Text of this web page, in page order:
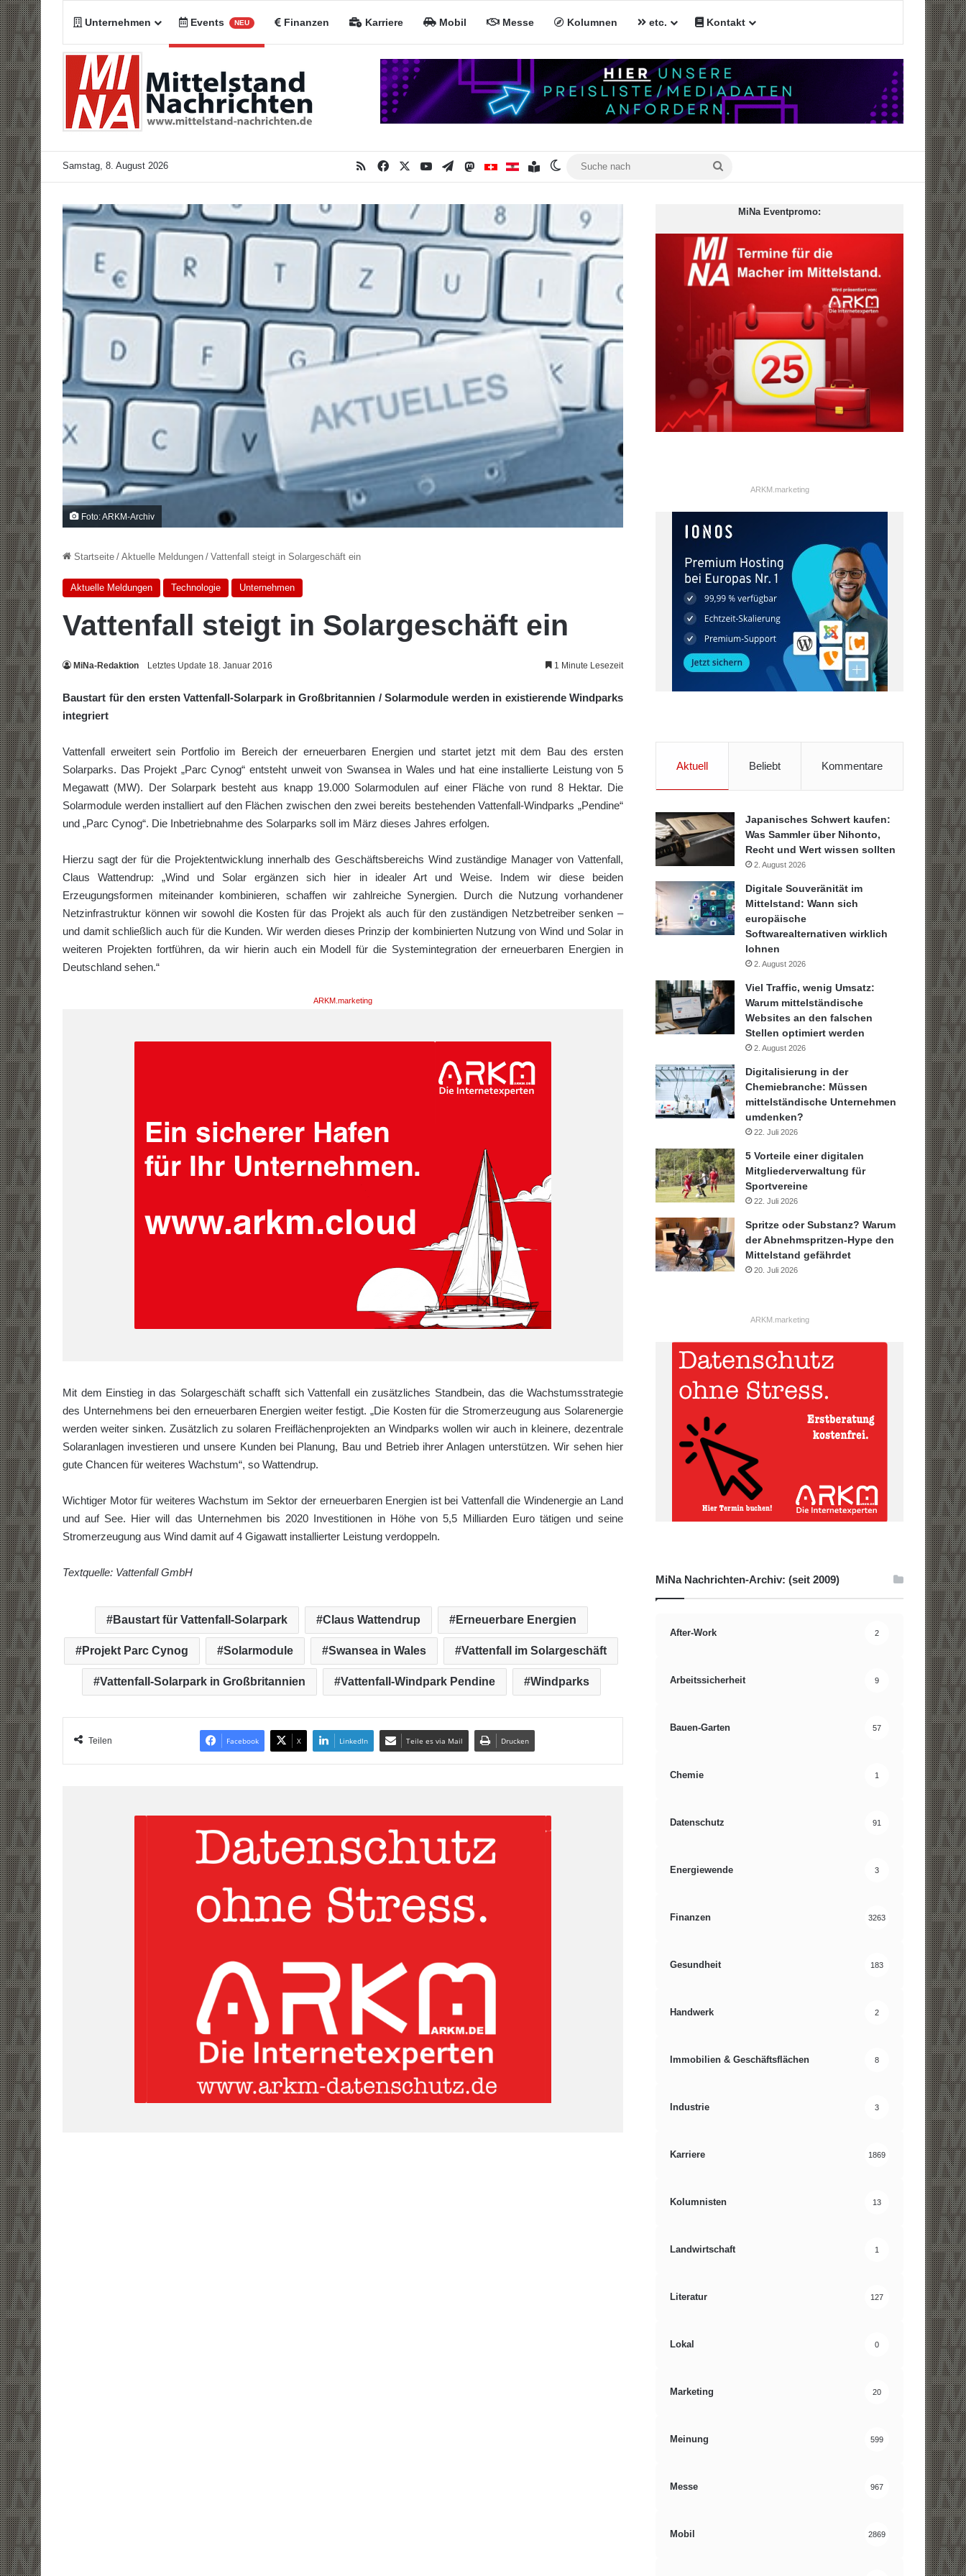
Unternehmen Events NEU Finanzen Karriere Mobil Messe Kolumnen etc. Kontakt
Samstag, 8. August 2026 RSSFacebookYouTubeTelegramMastodonMiNa CHMiNa AT
Inhaltsverzeichnis
Skin umschalten
Foto: ARKM-Archiv
Startseite / Aktuelle Meldungen / Vattenfall steigt in Solargeschäft ein
Aktuelle Meldungen Technologie Unternehmen
Vattenfall steigt in Solargeschäft ein
MiNa-Redaktion Letztes Update 18. Januar 2016 1 Minute Lesezeit
Baustart für den ersten Vattenfall-Solarpark in Großbritannien / Solarmodule werden in existierende Windparks
integriert
Vattenfall erweitert sein Portfolio im Bereich der erneuerbaren Energien und startet jetzt mit dem Bau des ersten
Solarparks. Das Projekt „Parc Cynog“ entsteht unweit von Swansea in Wales und hat eine installierte Leistung von 5
Megawatt (MW). Der Solarpark besteht aus knapp 19.000 Solarmodulen auf einer Fläche von rund 8 Hektar. Die
Solarmodule werden installiert auf den Flächen zwischen den zwei bereits bestehenden Vattenfall-Windparks „Pendine“
und „Parc Cynog“. Die Inbetriebnahme des Solarparks soll im März dieses Jahres erfolgen.
Hierzu sagt der für die Projektentwicklung innerhalb des Geschäftsbereichs Wind zuständige Manager von Vattenfall,
Claus Wattendrup: „Wind und Solar ergänzen sich hier in idealer Art und Weise. Indem wir diese beiden
Erzeugungsformen miteinander kombinieren, schaffen wir zahlreiche Synergien. Durch die Nutzung vorhandener
Netzinfrastruktur können wir sowohl die Kosten für das Projekt als auch für den zuständigen Netzbetreiber senken –
und damit schließlich auch für die Kunden. Wir werden dieses Prinzip der kombinierten Nutzung von Wind und Solar in
weiteren Projekten fortführen, da wir hierin auch ein Modell für die Systemintegration der erneuerbaren Energien in
Deutschland sehen.“
ARKM.marketing
Mit dem Einstieg in das Solargeschäft schafft sich Vattenfall ein zusätzliches Standbein, das die Wachstumsstrategie
des Unternehmens bei den erneuerbaren Energien weiter festigt. „Die Kosten für die Stromerzeugung aus Solarenergie
werden weiter sinken. Zusätzlich zu solaren Freiflächenprojekten an Windparks wollen wir auch in kleinere, dezentrale
Solaranlagen investieren und unsere Kunden bei Planung, Bau und Betrieb ihrer Anlagen unterstützen. Wir sehen hier
gute Chancen für weiteres Wachstum“, so Wattendrup.
Wichtiger Motor für weiteres Wachstum im Sektor der erneuerbaren Energien ist bei Vattenfall die Windenergie an Land
und auf See. Hier will das Unternehmen bis 2020 Investitionen in Höhe von 5,5 Milliarden Euro tätigen und seine
Stromerzeugung aus Wind damit auf 4 Gigawatt installierter Leistung verdoppeln.
Textquelle: Vattenfall GmbH
Baustart für Vattenfall-Solarpark Claus Wattendrup Erneuerbare Energien
Projekt Parc Cynog Solarmodule Swansea in Wales Vattenfall im Solargeschäft
Vattenfall-Solarpark in Großbritannien Vattenfall-Windpark Pendine Windparks
Teilen Facebook X LinkedIn Teile es via Mail Drucken
MiNa Eventpromo:
ARKM.marketing
Aktuell Beliebt Kommentare
Japanisches Schwert kaufen:
Was Sammler über Nihonto,
Recht und Wert wissen sollten
2. August 2026
Digitale Souveränität im
Mittelstand: Wann sich
europäische
Softwarealternativen wirklich
lohnen
2. August 2026
Viel Traffic, wenig Umsatz:
Warum mittelständische
Websites an den falschen
Stellen optimiert werden
2. August 2026
Digitalisierung in der
Chemiebranche: Müssen
mittelständische Unternehmen
umdenken?
22. Juli 2026
5 Vorteile einer digitalen
Mitgliederverwaltung für
Sportvereine
22. Juli 2026
Spritze oder Substanz? Warum
der Abnehmspritzen-Hype den
Mittelstand gefährdet
20. Juli 2026
ARKM.marketing
MiNa Nachrichten-Archiv: (seit 2009)
After-Work 2
Arbeitssicherheit 9
Bauen-Garten 57
Chemie 1
Datenschutz 91
Energiewende 3
Finanzen 3263
Gesundheit 183
Handwerk 2
Immobilien & Geschäftsflächen 8
Industrie 3
Karriere 1869
Kolumnisten 13
Landwirtschaft 1
Literatur 127
Lokal 0
Marketing 20
Meinung 599
Messe 967
Mobil 2869